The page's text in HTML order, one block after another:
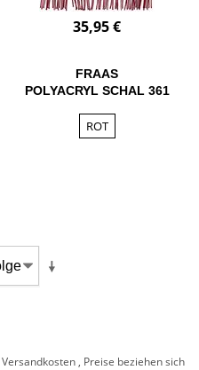
35,95 €
FRAAS
POLYACRYL SCHAL 361
ROT
Versandkosten , Preise beziehen sich